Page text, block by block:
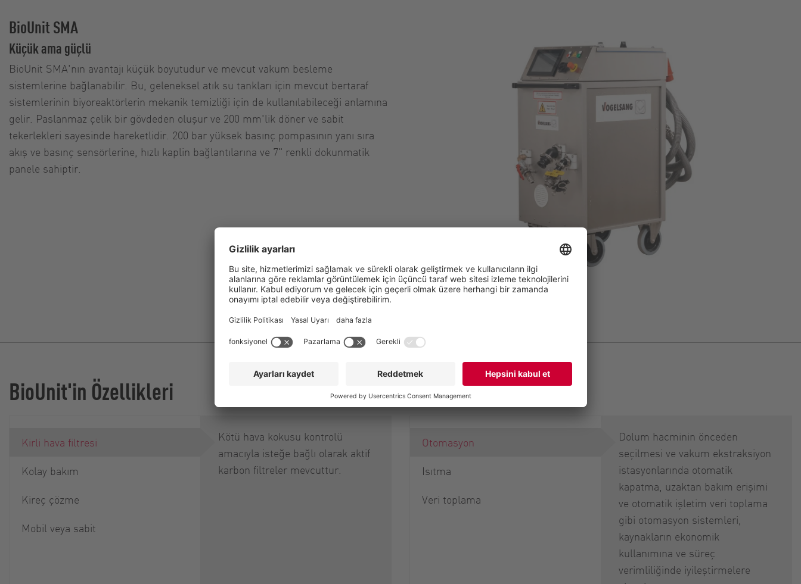
BioUnit SMA
Küçük ama güçlü
BioUnit SMA'nın avantajı küçük boyutudur ve mevcut vakum besleme
sistemlerine bağlanabilir. Bu, geleneksel atık su tankları için mevcut bertaraf
sistemlerinin biyoreaktörlerin mekanik temizliği için de kullanılabileceği anlamına
gelir. Paslanmaz çelik bir gövdeden oluşur ve 200 mm'lik döner ve sabit
tekerlekleri sayesinde hareketlidir. 200 bar yüksek basınç pompasının yanı sıra
akış ve basınç sensörlerine, hızlı kaplin bağlantılarına ve 7" renkli dokunmatik
panele sahiptir.
BioUnit'in Özellikleri
Kirli hava filtresi
Kolay bakım
Kireç çözme
Mobil veya sabit
Kötü hava kokusu kontrolü
amacıyla isteğe bağlı olarak aktif
karbon filtreler mevcuttur.
BioUnit'in Opsiyonları
Otomasyon
Isıtma
Veri toplama
Dolum hacminin önceden
seçilmesi ve vakum ekstraksiyon
istasyonlarında otomatik
kapatma, uzaktan bakım erişimi
ve otomatik işletim veri toplama
gibi otomasyon sistemleri,
kaynakların ekonomik
kullanımına ve süreç
verimliliğinde iyileştirmelere